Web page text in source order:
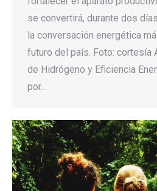
se convertirá, durante dos
la conversación energética
futuro del país. Foto: cortesía
de Hidrógeno y Eficiencia
por…